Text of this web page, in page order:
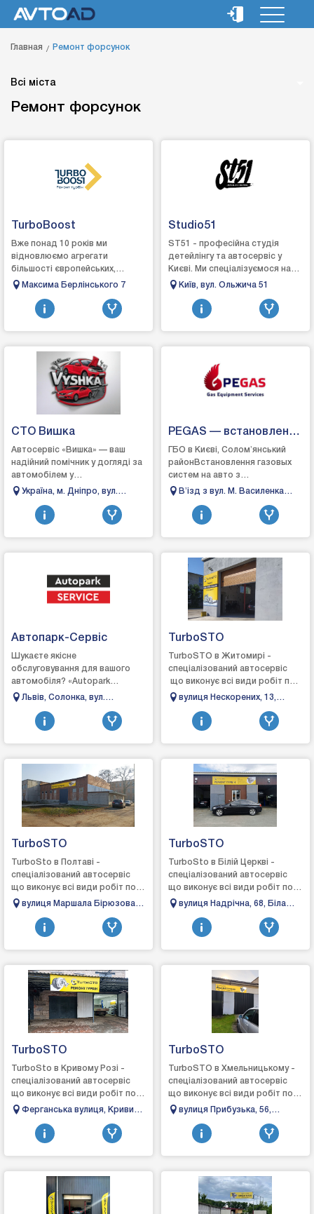
Главная Ремонт форсунок
Всі міста
Ремонт форсунок
TurboBoost
Вже понад 10 років ми
відновлюємо агрегати
більшості європейських,
японських та американських
заводську точність і
надійність....
Максима Берлінського 7
Studio51
ST51 - професійна студія
детейлінгу та автосервіс у
Києві. Ми спеціалізуємося на
комплексному догляді, захисті
Київ, вул. Ольжича 51
СТО Вишка
Автосервіс «Вишка» — ваш
надійний помічник у догляді за
автомобілем у
ДніпріАвтосервіс «Вишка» у
якісному ремонті т...
Україна, м. Дніпро, вул.
Телевізійна 3
PEGAS — встановлення
та обслуговування ГБО
ГБО в Києві, Соломʼянський
районВстановлення газовых
систем на авто з
розподіленим, прямим та
Обслуговування, ремонт, н...
Вʼізд з вул. М. Василенка
(біля СТО "Берлін, бульвар
Вацлава Гавела, 8
Автопарк-Сервіс
Шукаєте якісне
обслуговування для вашого
автомобіля? «Autopark
Service» — ваш надійний
пропонуємо повний спектр
послуг, щоб в...
Львів, Солонка, вул.
Кільцева, 60
TurboSTO
TurboSTO в Житомирі -
спеціалізований автосервіс
що виконує всі види робіт по
турбінах: зняття, діагностика,
виготовл...
вулиця Нескорених, 13,
Довжик, Житомирська
область, 10004
TurboSTO
TurboSto в Полтаві -
спеціалізований автосервіс
що виконує всі види робіт по
турбінах: зняття, діагностика,
виготовле...
вулиця Маршала Бірюзова,
26/1, Полтава, Полтавська
область, 36000
TurboSTO
TurboSto в Білій Церкві -
спеціалізований автосервіс
що виконує всі види робіт по
турбінах: зняття, діагностика,
виго...
вулиця Надрічна, 68, Біла
Церква, Київська обл., 09100
TurboSTO
TurboSto в Кривому Розі -
спеціалізований автосервіс
що виконує всі види робіт по
турбінах: зняття, діагностика,
виго...
Ферганська вулиця, Кривий
Ріг, Дніпропетровська
область, 50000
TurboSTO
TurboSTO в Хмельницькому -
спеціалізований автосервіс
що виконує всі види робіт по
турбінах: зняття, діагностика,
вулиця Прибузька, 56,
Хмельницький, Хмельницька
область, 29000